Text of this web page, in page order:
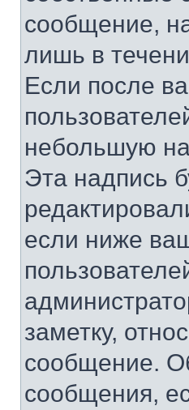
сообщение,
лишь в
Если после
небольшую
Эта надпись
если ниже
заметку,
сообщение.
сообщения,